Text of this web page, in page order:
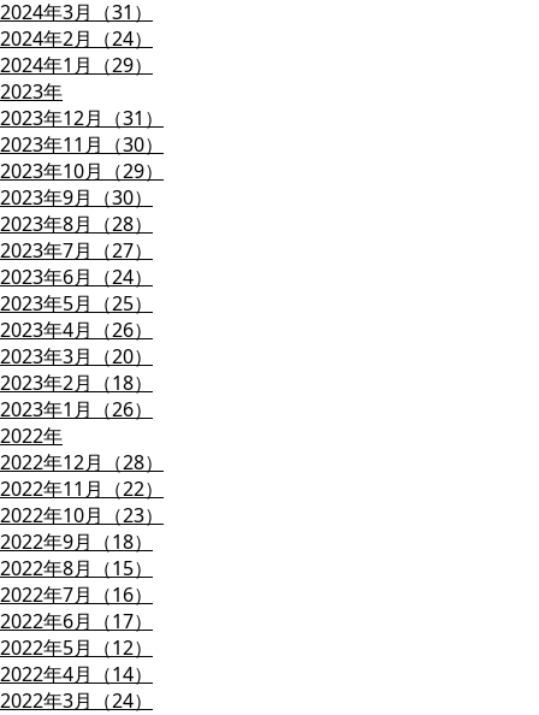
2024年3月（31）
2024年2月（24）
2024年1月（29）
2023年
2023年12月（31）
2023年11月（30）
2023年10月（29）
2023年9月（30）
2023年8月（28）
2023年7月（27）
2023年6月（24）
2023年5月（25）
2023年4月（26）
2023年3月（20）
2023年2月（18）
2023年1月（26）
2022年
2022年12月（28）
2022年11月（22）
2022年10月（23）
2022年9月（18）
2022年8月（15）
2022年7月（16）
2022年6月（17）
2022年5月（12）
2022年4月（14）
2022年3月（24）